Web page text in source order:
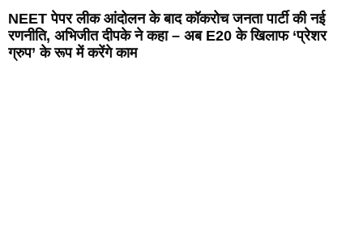
NEET पेपर लीक आंदोलन के बाद कॉकरोच जनता पार्टी की नई
रणनीति, अभिजीत दीपके ने कहा – अब E20 के खिलाफ ‘प्रेशर
ग्रुप’ के रूप में करेंगे काम